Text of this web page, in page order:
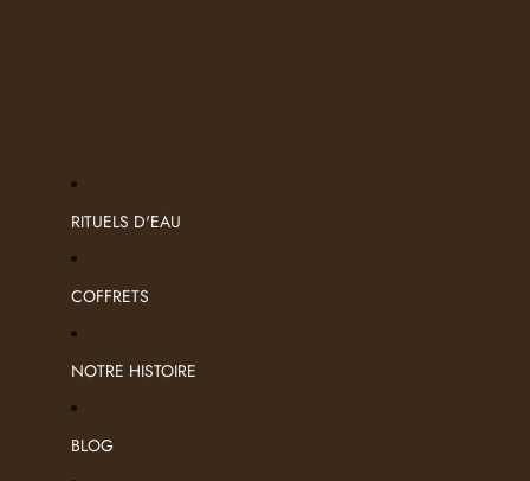
RITUELS D'EAU
COFFRETS
NOTRE HISTOIRE
BLOG